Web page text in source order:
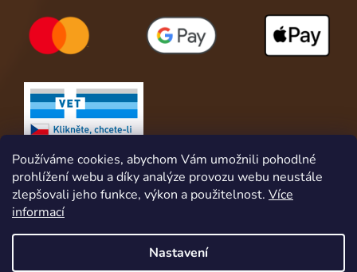
Používáme cookies, abychom Vám umožnili pohodlné
prohlížení webu a díky analýze provozu webu neustále
zlepšovali jeho funkce, výkon a použitelnost. Více
informací
Nastavení